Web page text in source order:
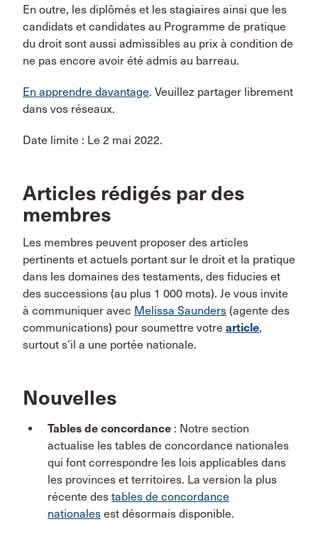
En outre, les diplômés et les stagiaires ainsi que les
candidats et candidates au Programme de pratique
du droit sont aussi admissibles au prix à condition de
ne pas encore avoir été admis au barreau.
En apprendre davantage. Veuillez partager librement
dans vos réseaux.
Date limite : Le 2 mai 2022.
Articles rédigés par des
membres
Les membres peuvent proposer des articles
pertinents et actuels portant sur le droit et la pratique
dans les domaines des testaments, des fiducies et
des successions (au plus 1 000 mots). Je vous invite
à communiquer avec Melissa Saunders (agente des
communications) pour soumettre votre article,
surtout s’il a une portée nationale.
Nouvelles
Tables de concordance : Notre section
actualise les tables de concordance nationales
qui font correspondre les lois applicables dans
les provinces et territoires. La version la plus
récente des tables de concordance
nationales est désormais disponible.